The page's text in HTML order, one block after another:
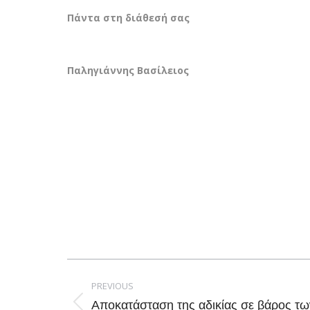
Πάντα στη διάθεσή σας
Παληγιάννης Βασίλειος
navigation
PREVIOUS
Aποκατάσταση της αδικίας σε βάρος